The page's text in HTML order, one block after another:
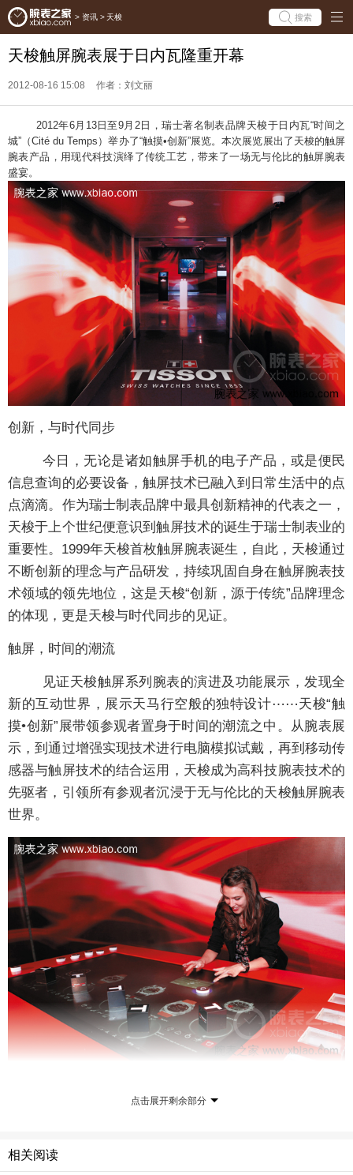
> 资讯 > 天梭 搜索
天梭触屏腕表展于日内瓦隆重开幕
2012-08-16 15:08 作者：刘文丽
2012年6月13日至9月2日，瑞士著名制表品牌天梭于日内瓦“时间之
城”（Cité du Temps）举办了“触摸•创新”展览。本次展览展出了天梭的触屏
腕表产品，用现代科技演绎了传统工艺，带来了一场无与伦比的触屏腕表
盛宴。
创新，与时代同步
今日，无论是诸如触屏手机的电子产品，或是便民
信息查询的必要设备，触屏技术已融入到日常生活中的点
点滴滴。作为瑞士制表品牌中最具创新精神的代表之一，
天梭于上个世纪便意识到触屏技术的诞生于瑞士制表业的
重要性。1999年天梭首枚触屏腕表诞生，自此，天梭通过
不断创新的理念与产品研发，持续巩固自身在触屏腕表技
术领域的领先地位，这是天梭“创新，源于传统”品牌理念
的体现，更是天梭与时代同步的见证。
触屏，时间的潮流
见证天梭触屏系列腕表的演进及功能展示，发现全
新的互动世界，展示天马行空般的独特设计⋯⋯天梭“触
摸•创新”展带领参观者置身于时间的潮流之中。从腕表展
示，到通过增强实现技术进行电脑模拟试戴，再到移动传
感器与触屏技术的结合运用，天梭成为高科技腕表技术的
先驱者，引领所有参观者沉浸于无与伦比的天梭触屏腕表
世界。
技与时尚设计在钟表制作中完美融合，希望带给顾客更多
点击展开剩余部分
相关阅读